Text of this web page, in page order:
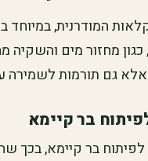
המודרנית,
מחזור מים
גם תורמות לשמירה
בר קיימא
בר קיימא, בכך